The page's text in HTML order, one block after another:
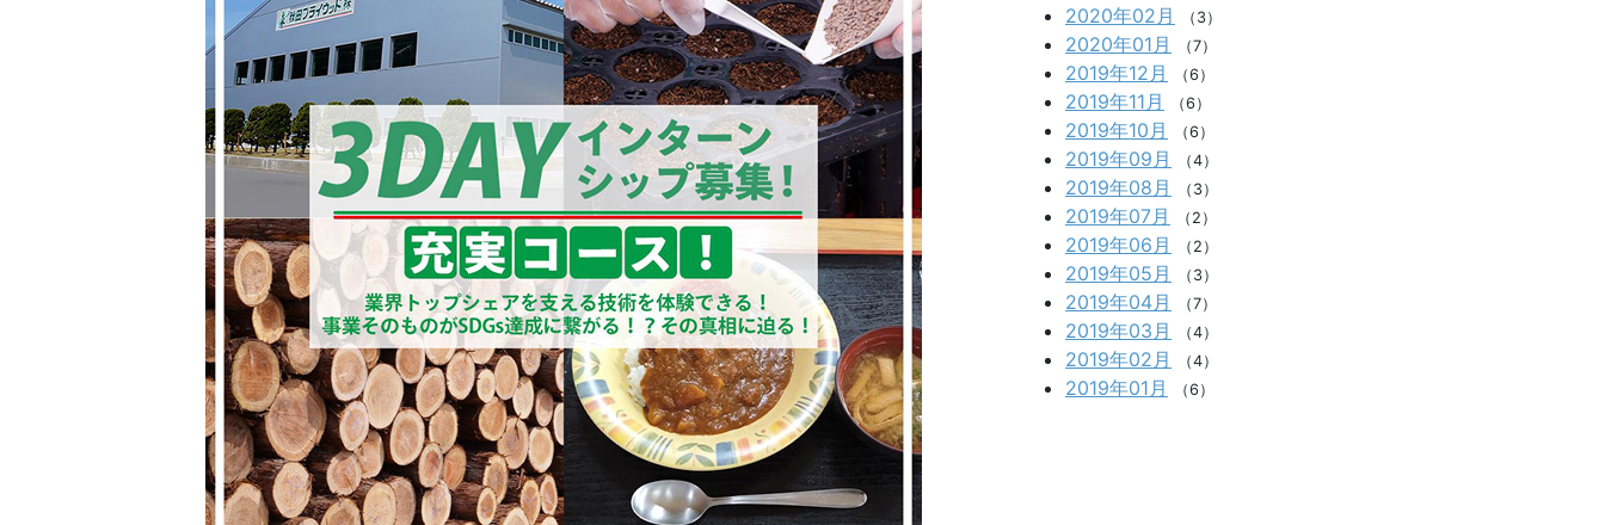
2020年02月 （3）
2020年01月 （7）
2019年12月 （6）
2019年11月 （6）
2019年10月 （6）
2019年09月 （4）
2019年08月 （3）
2019年07月 （2）
2019年06月 （2）
2019年05月 （3）
2019年04月 （7）
2019年03月 （4）
2019年02月 （4）
2019年01月 （6）